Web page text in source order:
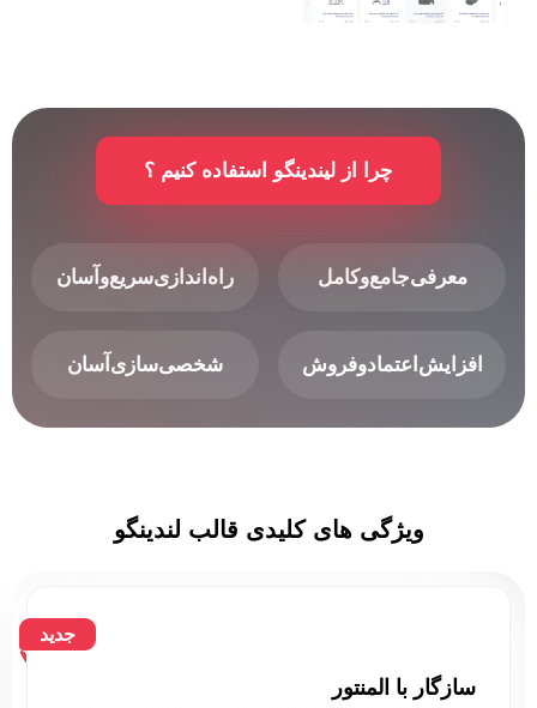
چرا از لیندینگو استفاده کنیم ؟
معرفی‌جامع‌وکامل راه‌اندازی‌سریع‌وآسان
افزایش‌اعتمادوفروش شخصی‌سازی‌آسان
ویژگی های کلیدی قالب لندینگو
سازگار با المنتور
جدید